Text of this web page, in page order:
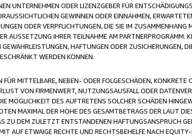
UNTERNEHMEN ODER LIZENZGEBER FÜR
GEWINNEN ODER EINNAHMEN,
ODER VERPFLICHTUNGEN, DIE SIE IM ZUSAMMENHANG
AUSSETZUNG IHRER TEILNAHME AM PARTNERPROGRAMM.
HAFTUNGEN ODER ZUSICHERUNGEN,
WERDEN KÖNNEN.
MITTELBARE, NEBEN- ODER FOLGESCHÄDEN, KONKRETE
VON FIRMENWERT, NUTZUNGSAUSFALL ODER
DES AUFTRETENS SOLCHER SCHÄDEN
MAXIMAL DER HÖHE DES GESAMTBETRAGS DER LAUT
DEM ZULETZT ENTSTANDENEN HAFTUNGSANSPRUCH
AUF ETWAIGE RECHTE UND RECHTSBEHELFE NACH